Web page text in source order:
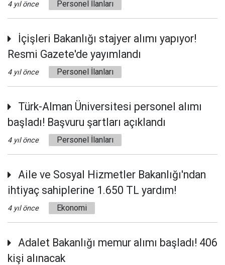
4 yıl önce Personel İlanları
İçişleri Bakanlığı stajyer alımı yapıyor!
Resmi Gazete'de yayımlandı
4 yıl önce Personel İlanları
Türk-Alman Üniversitesi personel alımı
başladı! Başvuru şartları açıklandı
4 yıl önce Personel İlanları
Aile ve Sosyal Hizmetler Bakanlığı'ndan
ihtiyaç sahiplerine 1.650 TL yardım!
4 yıl önce Ekonomi
Adalet Bakanlığı memur alımı başladı! 406
kişi alınacak